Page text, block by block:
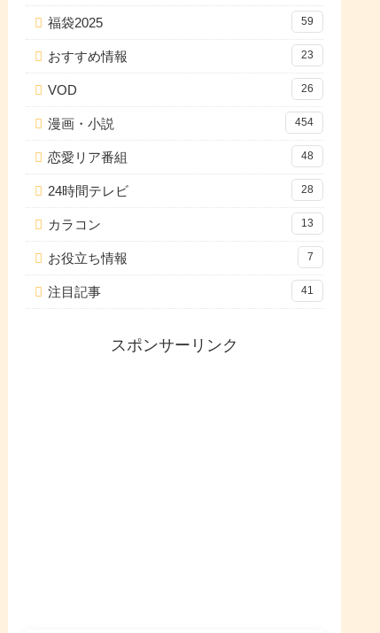
福袋2025 59
おすすめ情報 23
VOD 26
漫画・小説 454
恋愛リア番組 48
24時間テレビ 28
カラコン 13
お役立ち情報 7
注目記事 41
スポンサーリンク